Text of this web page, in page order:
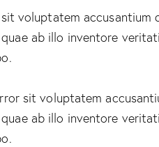
voluptatem accusantium
ab illo inventore
sit voluptatem
ab illo inventore